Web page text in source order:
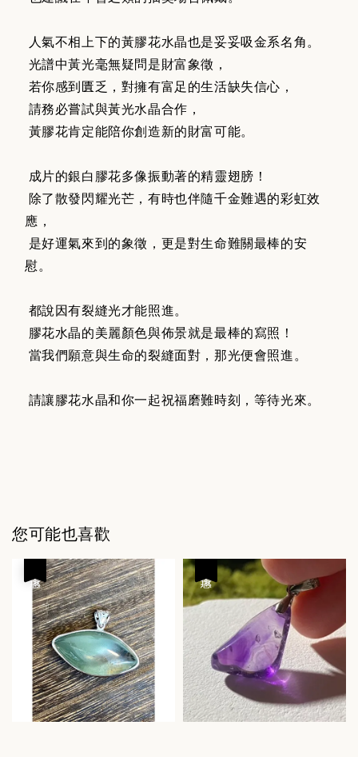
人氣不相上下的黃膠花水晶也是妥妥吸金系名角。
光譜中黃光毫無疑問是財富象徵，
若你感到匱乏，對擁有富足的生活缺失信心，
請務必嘗試與黃光水晶合作，
黃膠花肯定能陪你創造新的財富可能。
成片的銀白膠花多像振動著的精靈翅膀！
除了散發閃耀光芒，有時也伴隨千金難遇的彩虹效
應，
是好運氣來到的象徵，更是對生命難關最棒的安
慰。
都說因有裂縫光才能照進。
膠花水晶的美麗顏色與佈景就是最棒的寫照！
當我們願意與生命的裂縫面對，那光便會照進。
請讓膠花水晶和你一起祝福磨難時刻，等待光來。
您可能也喜歡